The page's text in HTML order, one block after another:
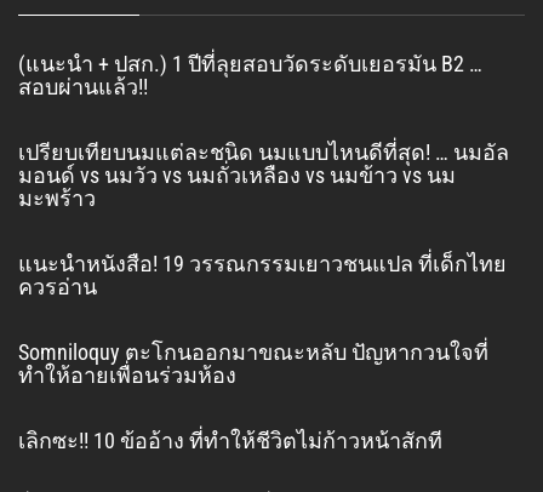
(แนะนำ + ปสก.) 1 ปีที่ลุยสอบวัดระดับเยอรมัน B2 …
สอบผ่านแล้ว!!
เปรียบเทียบนมแต่ละชนิด นมแบบไหนดีที่สุด! … นมอัล
มอนด์ vs นมวัว vs นมถั่วเหลือง vs นมข้าว vs นม
มะพร้าว
แนะนำหนังสือ! 19 วรรณกรรมเยาวชนแปล ที่เด็กไทย
ควรอ่าน
Somniloquy ตะโกนออกมาขณะหลับ ปัญหากวนใจที่
ทำให้อายเพื่อนร่วมห้อง
เลิกซะ!! 10 ข้ออ้าง ที่ทำให้ชีวิตไม่ก้าวหน้าสักที